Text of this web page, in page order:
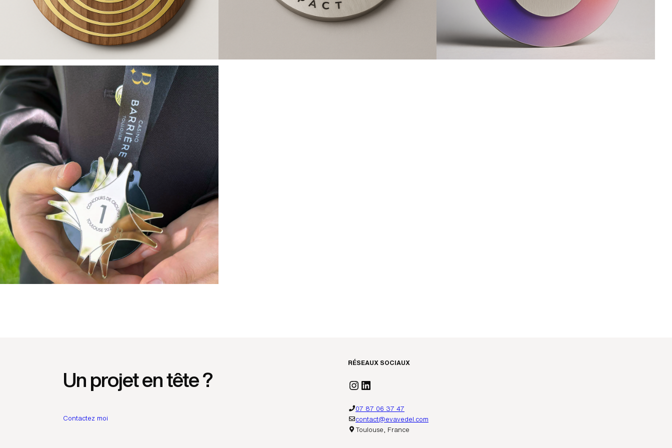
Un projet en tête ?
Contactez moi
RÉSEAUX SOCIAUX
Instagram
LinkedIn
07 87 06 37 47
contact@evavedel.com
Toulouse, France